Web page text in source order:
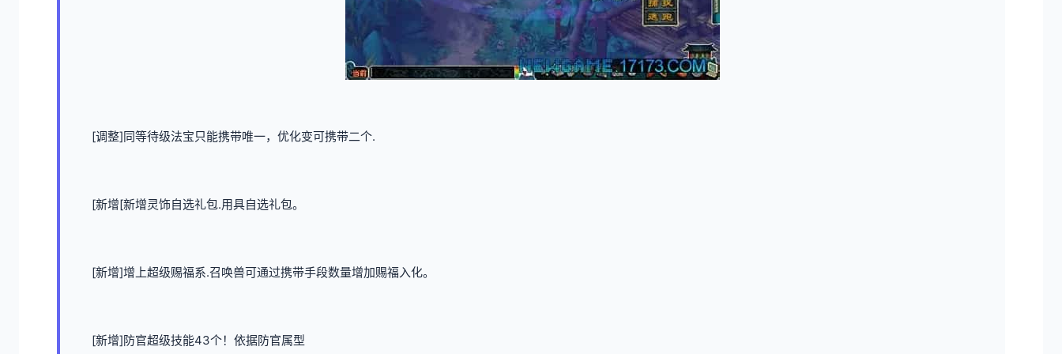
[调整]同等待级法宝只能携带唯一，优化变可携带二个.
[新增[新增灵饰自选礼包.用具自选礼包。
[新增]增上超级赐福系.召唤兽可通过携带手段数量增加赐福入化。
[新增]防官超级技能43个！依据防官属型